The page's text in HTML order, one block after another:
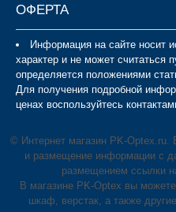
ОФЕРТА
Информация на сайте носит
характер и не может считаться
определяется положениями
Для получения подробной
ценах воспользуйтесь
© Интернет магазин PK-
и размещение информации с
размещением ссылки
В магазине PK-Optex вы можете
шкаф, верстак, а также